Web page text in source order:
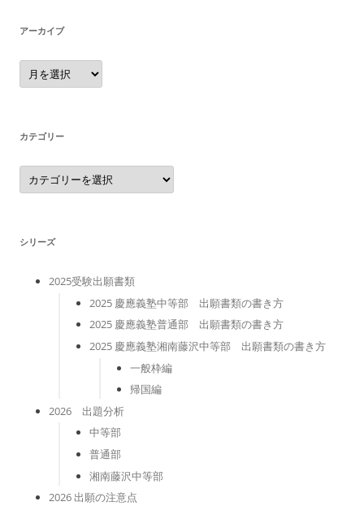
アーカイブ
ア
ー
カ
カテゴリー
カ
テ
ゴ
シリーズ
2025受験出願書類
2025 慶應義塾中等部 出願書類の書き方
2025 慶應義塾普通部 出願書類の書き方
2025 慶應義塾湘南藤沢中等部 出願書類の書き方
一般枠編
帰国編
2026 出題分析
中等部
普通部
湘南藤沢中等部
2026 出願の注意点